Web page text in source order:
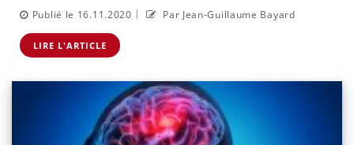
Publié le 16.11.2020 | Par Jean-Guillaume Bayard
LIRE L'ARTICLE